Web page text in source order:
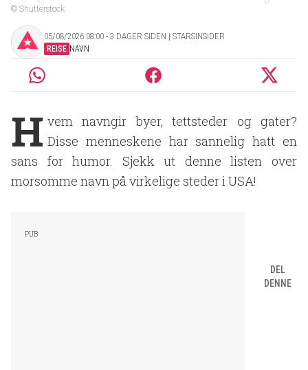
© Shutterstock
05/08/2026 08:00 ‧ 3 DAGER SIDEN | STARSINSIDER
REISE NAVN
H vem navngir byer, tettsteder og gater?
Disse menneskene har sannelig hatt en
sans for humor. Sjekk ut denne listen over
morsomme navn på virkelige steder i USA!
DEL
DENNE